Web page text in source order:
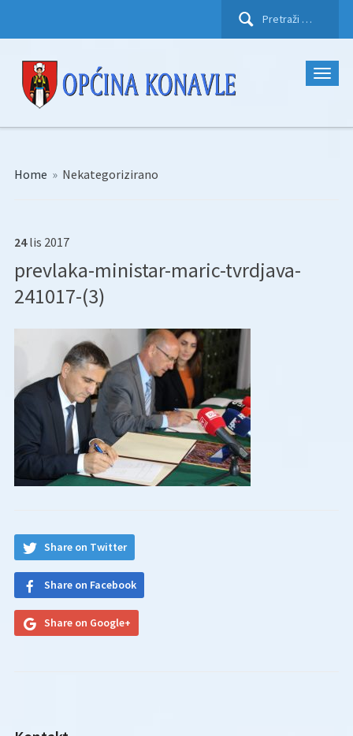
Pretraži:
Home » Nekategorizirano
24 lis 2017
prevlaka-ministar-maric-tvrdjava-
241017-(3)
Share on Twitter
Share on Facebook
Share on Google+